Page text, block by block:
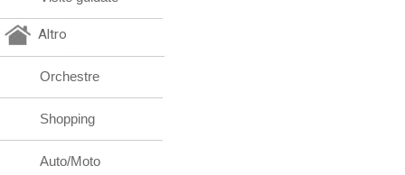
Altro
Orchestre
Shopping
Auto/Moto